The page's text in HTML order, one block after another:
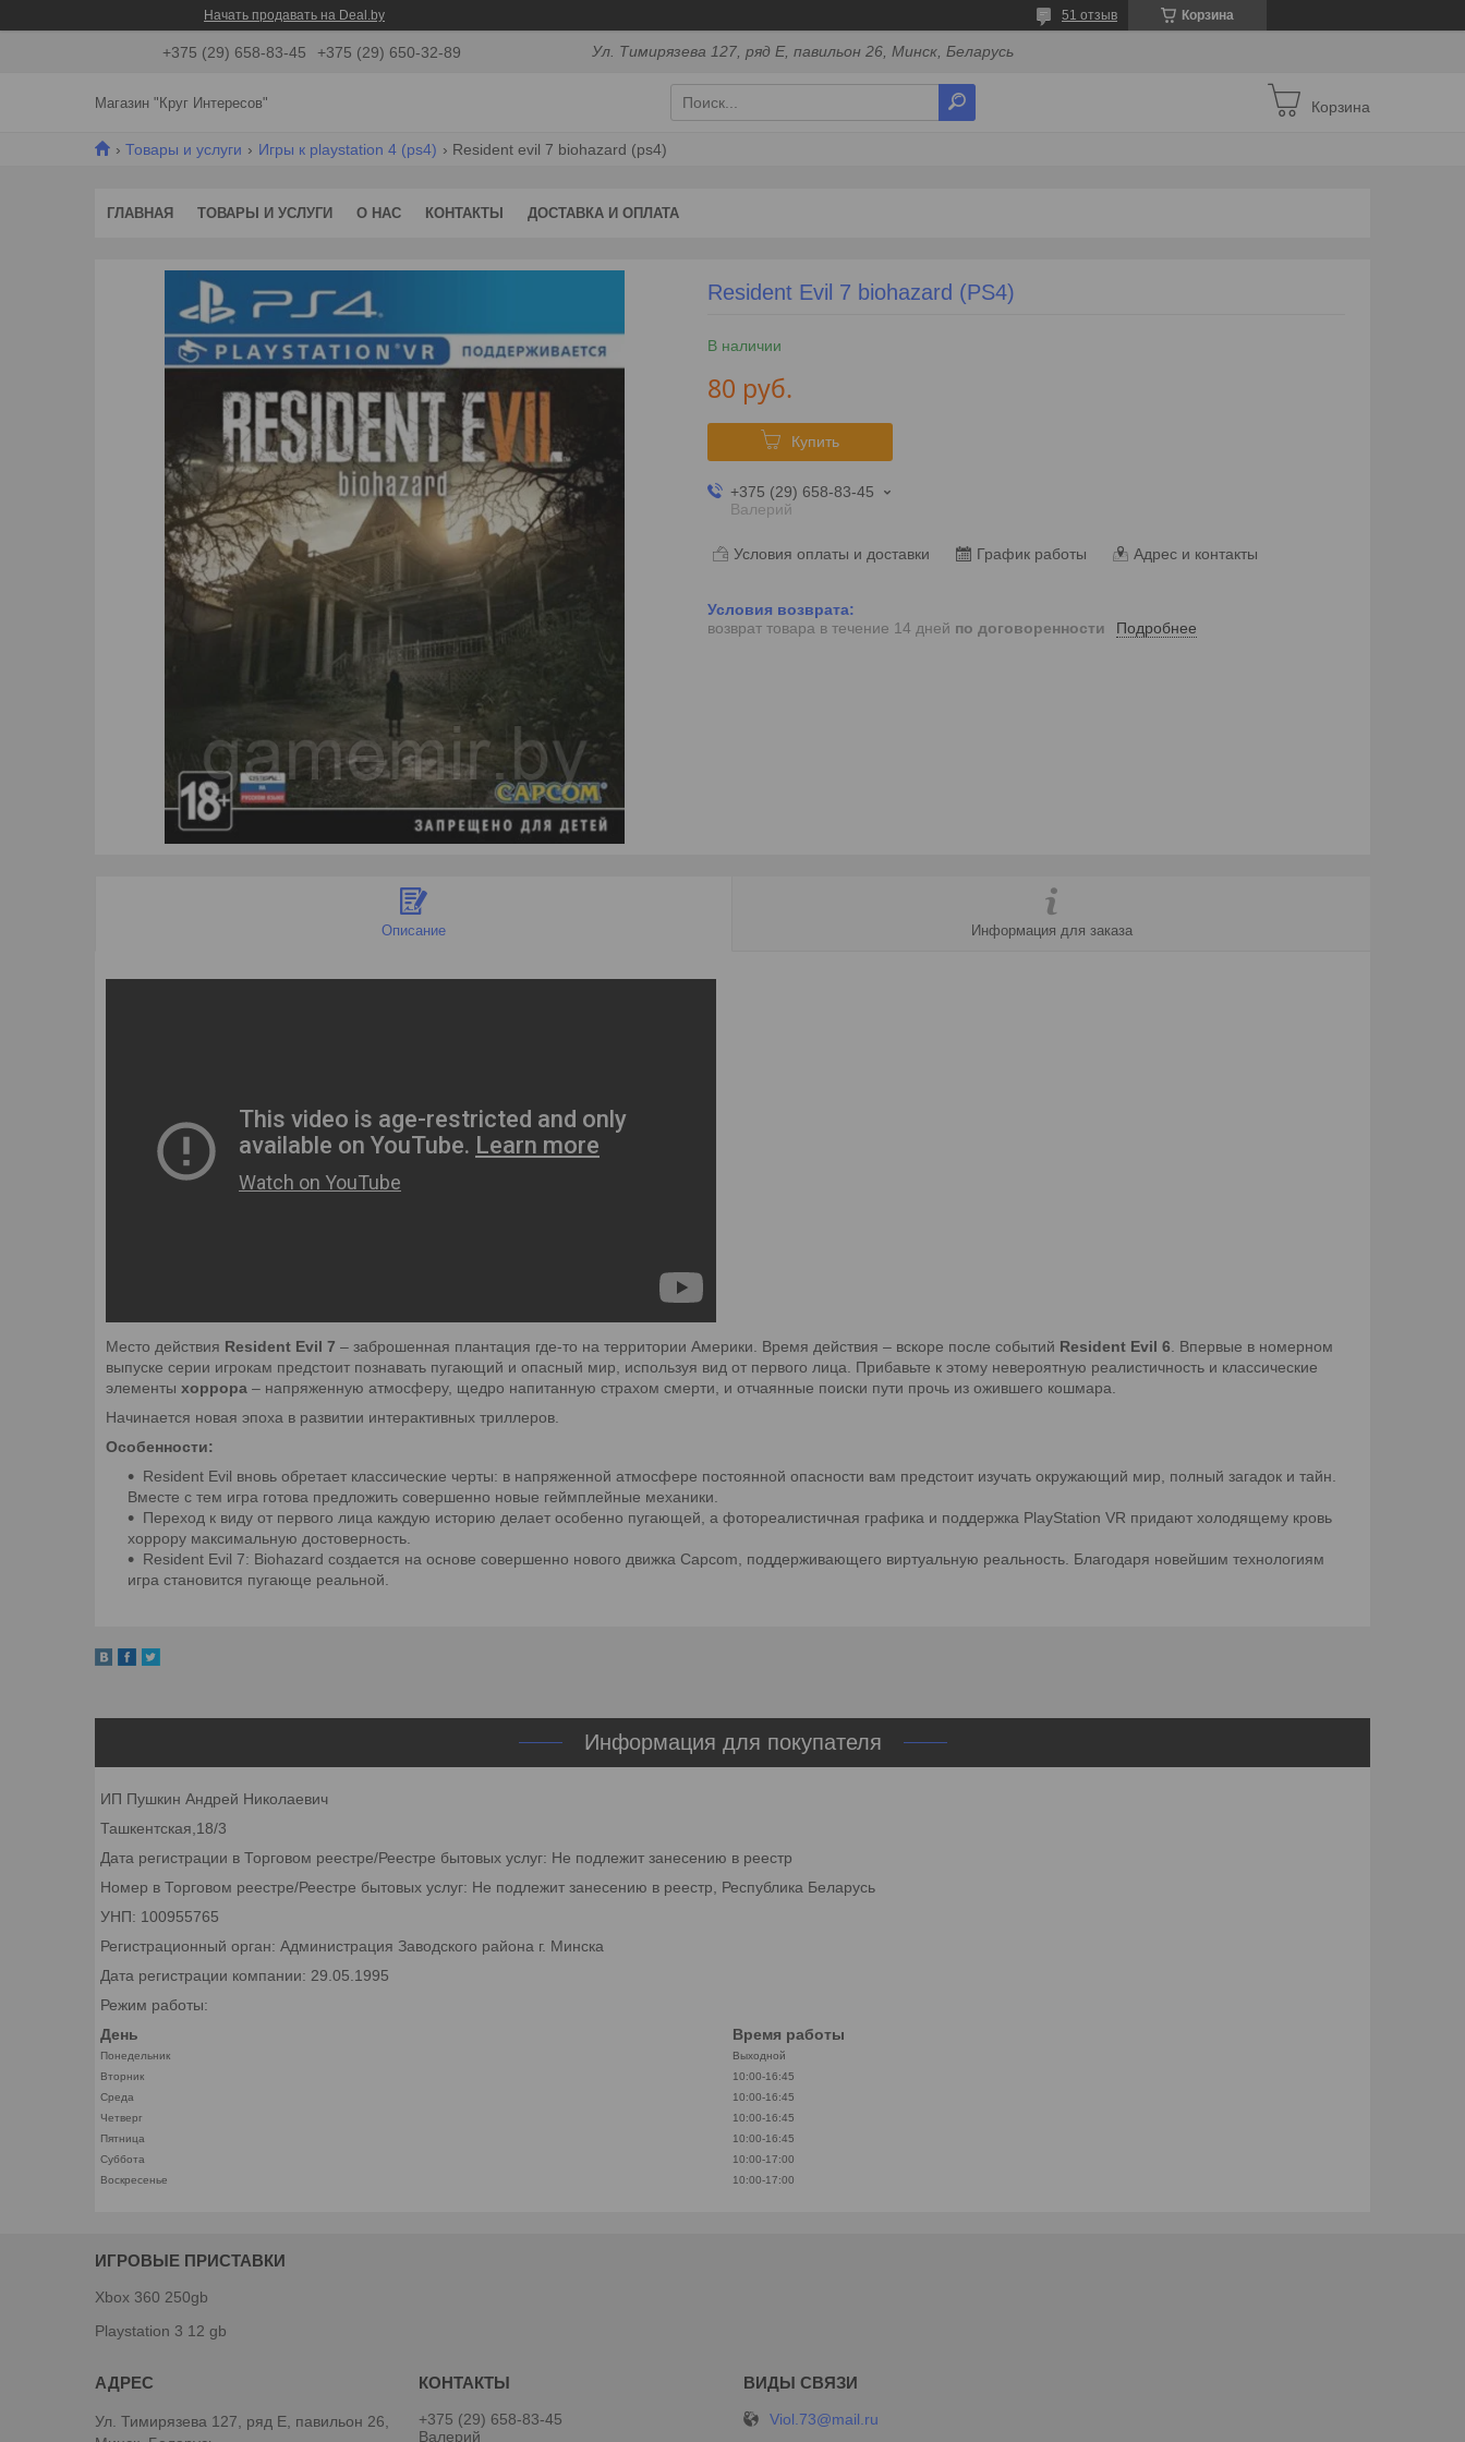
Начать продавать на Deal.by Корзина
51 отзыв
+375 (29) 658-83-45 +375 (29) 650-32-89 Ул. Тимирязева 127, ряд Е, павильон 26, Минск, Беларусь
Магазин "Круг Интересов" Корзина
Товары и услуги Игры к playstation 4 (ps4) Resident evil 7 biohazard (ps4)
ГЛАВНАЯ ТОВАРЫ И УСЛУГИ О НАС КОНТАКТЫ ДОСТАВКА И ОПЛАТА
Resident Evil 7 biohazard (PS4)
В наличии
80 руб.
Купить
+375 (29) 658-83-45
Валерий
Условия оплаты и доставки График работы Адрес и контакты
возврат товара в течение 14 дней по договоренности Подробнее
Описание Информация для заказа
Место действия Resident Evil 7 – заброшенная плантация где-то на территории Америки. Время действия – вскоре после событий Resident Evil 6 . Впервые в номерном
выпуске серии игрокам предстоит познавать пугающий и опасный мир, используя вид от первого лица. Прибавьте к этому невероятную реалистичность и классические
элементы хоррора – напряженную атмосферу, щедро напитанную страхом смерти, и отчаянные поиски пути прочь из ожившего кошмара.
Начинается новая эпоха в развитии интерактивных триллеров.
Особенности:
Resident Evil вновь обретает классические черты: в напряженной атмосфере постоянной опасности вам предстоит изучать окружающий мир, полный загадок и тайн.
Вместе с тем игра готова предложить совершенно новые геймплейные механики.
Переход к виду от первого лица каждую историю делает особенно пугающей, а фотореалистичная графика и поддержка PlayStation VR придают холодящему кровь
хоррору максимальную достоверность.
Resident Evil 7: Biohazard создается на основе совершенно нового движка Capcom, поддерживающего виртуальную реальность. Благодаря новейшим технологиям
игра становится пугающе реальной.
Информация для покупателя
ИП Пушкин Андрей Николаевич
Ташкентская,18/3
Дата регистрации в Торговом реестре/Реестре бытовых услуг: Не подлежит занесению в реестр
Номер в Торговом реестре/Реестре бытовых услуг: Не подлежит занесению в реестр, Республика Беларусь
УНП: 100955765
Регистрационный орган: Администрация Заводского района г. Минска
Дата регистрации компании: 29.05.1995
Режим работы:
День
Время работы
Понедельник
Выходной
Вторник
10:00-16:45
Среда
10:00-16:45
Четверг
10:00-16:45
Пятница
10:00-16:45
Суббота
10:00-17:00
Воскресенье
10:00-17:00
ИГРОВЫЕ ПРИСТАВКИ
Xbox 360 250gb
Playstation 3 12 gb
Ул. Тимирязева 127, ряд Е, павильон 26,
+375 (29) 658-83-45
Валерий
Viol.73@mail.ru